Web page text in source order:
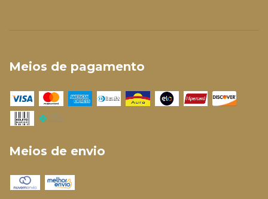
Meios de pagamento
Meios de envio